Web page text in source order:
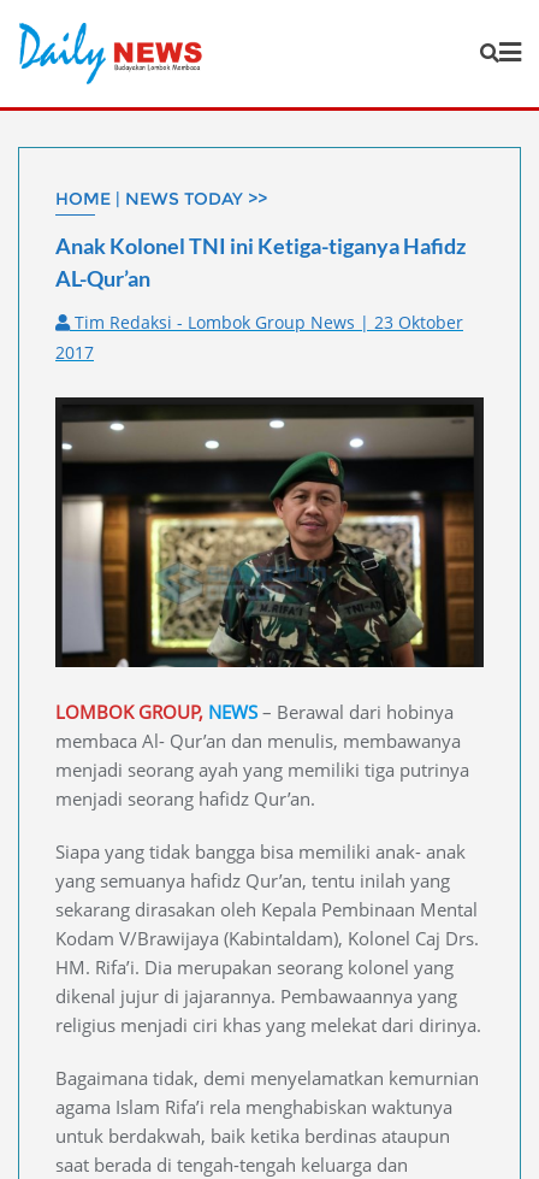
content
HOME | NEWS TODAY >>
Anak Kolonel TNI ini Ketiga-tiganya Hafidz
AL-Qur’an
Tim Redaksi - Lombok Group News | 23 Oktober
2017
LOMBOK GROUP, NEWS – Berawal dari hobinya
membaca Al- Qur’an dan menulis, membawanya
menjadi seorang ayah yang memiliki tiga putrinya
menjadi seorang hafidz Qur’an.
Siapa yang tidak bangga bisa memiliki anak- anak
yang semuanya hafidz Qur’an, tentu inilah yang
sekarang dirasakan oleh Kepala Pembinaan Mental
Kodam V/Brawijaya (Kabintaldam), Kolonel Caj Drs.
HM. Rifa’i. Dia merupakan seorang kolonel yang
dikenal jujur di jajarannya. Pembawaannya yang
religius menjadi ciri khas yang melekat dari dirinya.
Bagaimana tidak, demi menyelamatkan kemurnian
agama Islam Rifa’i rela menghabiskan waktunya
untuk berdakwah, baik ketika berdinas ataupun
saat berada di tengah-tengah keluarga dan